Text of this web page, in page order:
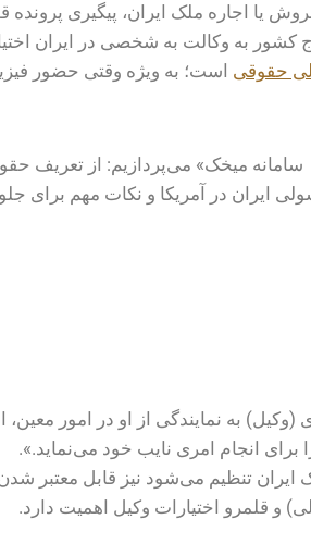
یا اجاره ملک ایران، پیگیری پرونده
به وکالت به شخصی در ایران
حقوقی است؛ به ویژه وقتی حضور
سامانه میخک» می‌پردازیم: از تعریف
ایران در آمریکا و نکات مهم
انجام امری نایب خود می‌نماید.».
تنظیم می‌شود نیز قابل معتبر
و قلمرو اختیارات وکیل اهمیت دارد.